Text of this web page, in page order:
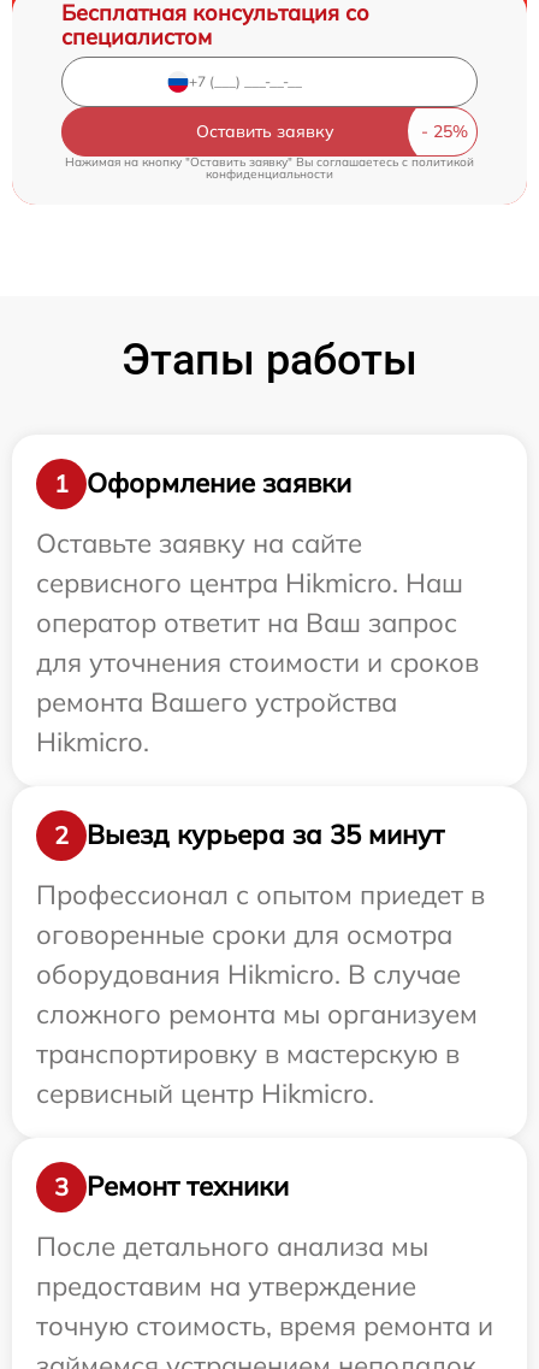
Бесплатная консультация со
специалистом
Оставить заявку
Нажимая на кнопку "Оставить заявку" Вы соглашаетесь cполитикой
конфиденциальности
Этапы работы
1
Оформление заявки
Оставьте заявку на сайте
сервисного центра Hikmicro. Наш
оператор ответит на Ваш запрос
для уточнения стоимости и сроков
ремонта Вашего устройства
Hikmicro.
2
Выезд курьера за 35 минут
Профессионал с опытом приедет в
оговоренные сроки для осмотра
оборудования Hikmicro. В случае
сложного ремонта мы организуем
транспортировку в мастерскую в
сервисный центр Hikmicro.
3
Ремонт техники
После детального анализа мы
предоставим на утверждение
точную стоимость, время ремонта и